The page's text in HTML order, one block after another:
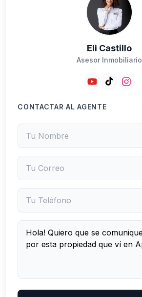
Eli Castillo
Asesor Inmobiliario
CONTACTAR AL AGENTE